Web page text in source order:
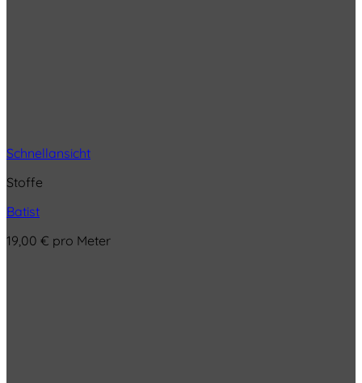
Schnellansicht
Stoffe
Batist
19,00 € pro Meter